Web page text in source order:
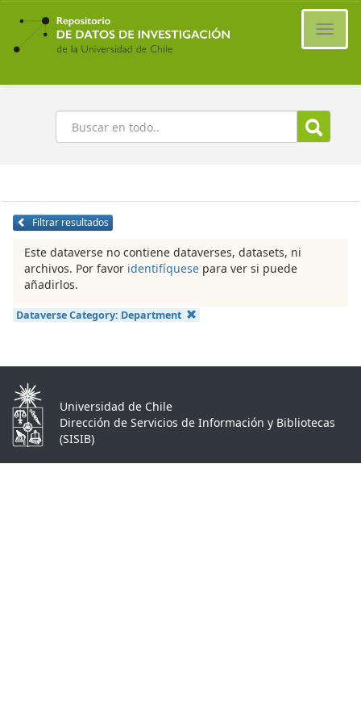
Ir
contenido
principal
Buscar
Filtrar resultados
Este dataverse no contiene dataverses, datasets, ni
archivos. Por favor identifíquese para ver si puede
añadirlos.
Dataverse Category: Department
Universidad de Chile
Dirección de Servicios de Información y Bibliotecas
(SISIB)